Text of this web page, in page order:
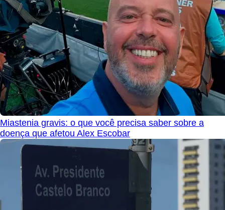
Miastenia gravis: o que você precisa saber sobre a
doença que afetou Alex Escobar